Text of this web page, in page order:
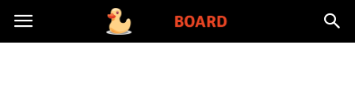
Toysboard.pl